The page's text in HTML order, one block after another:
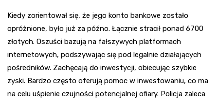
Kiedy zorientował się, że jego konto bankowe zostało
opróżnione, było już za późno. Łącznie stracił ponad 6700
złotych. Oszuści bazują na fałszywych platformach
internetowych, podszywając się pod legalnie działających
pośredników. Zachęcają do inwestycji, obiecując szybkie
zyski. Bardzo często oferują pomoc w inwestowaniu, co ma
na celu uśpienie czujności potencjalnej ofiary. Policja zaleca